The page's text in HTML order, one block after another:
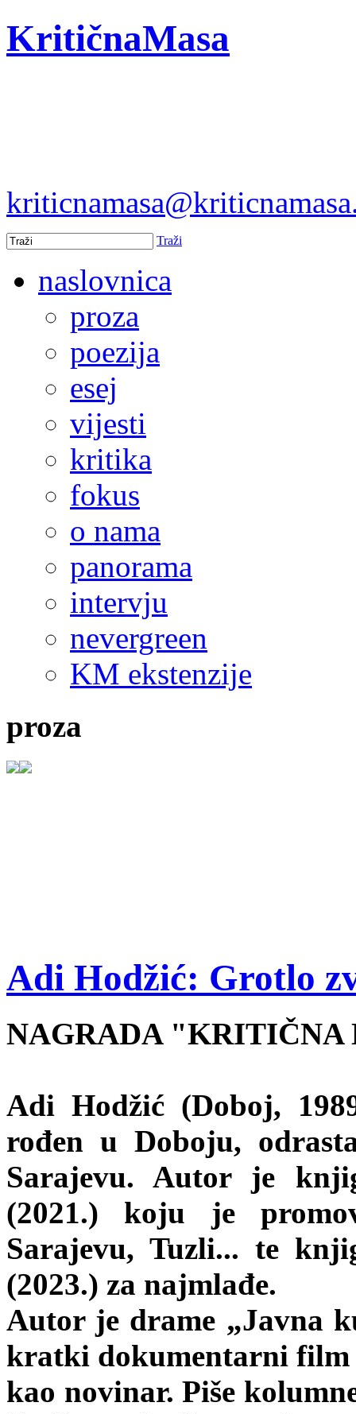
KritičnaMasa
Traži
naslovnica
proza
poezija
esej
vijesti
kritika
fokus
o nama
panorama
intervju
nevergreen
KM ekstenzije
proza
Adi Hodžić: Grotlo
NAGRADA "KRITIČNA
Adi Hodžić (Doboj,
rođen u Doboju,
Sarajevu. Autor je
(2021.) koju je
Sarajevu, Tuzli... te
(2023.) za najmlađe.
Autor je drame „Javna
kratki dokumentarni film
kao novinar. Piše